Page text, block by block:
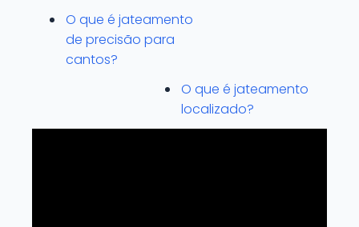
O que é jateamento
de precisão para
cantos?
O que é jateamento
localizado?